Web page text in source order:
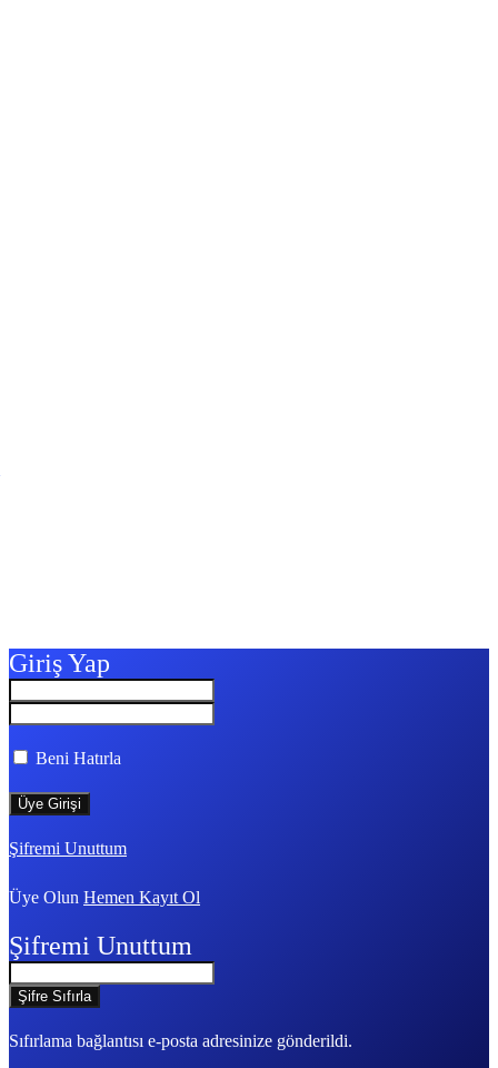
Giriş Yap
Beni Hatırla
Şifremi Unuttum
Üye Olun Hemen Kayıt Ol
Şifremi Unuttum
Sıfırlama bağlantısı e-posta adresinize gönderildi.